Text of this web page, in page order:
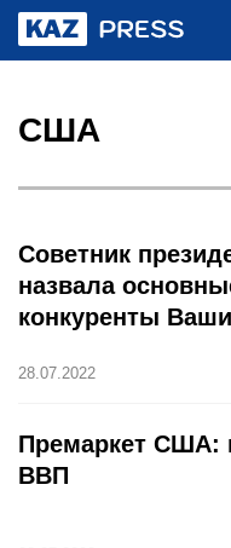
США
28.07.2022
Советник
назвала
конкуренты
Премаркет США:
ВВП